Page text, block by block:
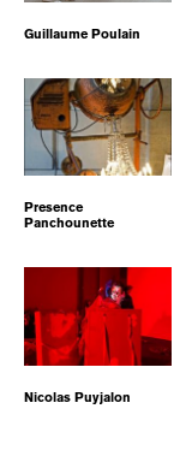
Guillaume Poulain
Presence
Panchounette
Nicolas Puyjalon